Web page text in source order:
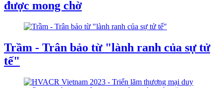
được mong chờ
Trầm - Trân bảo từ "lành ranh của sự tử
tế"